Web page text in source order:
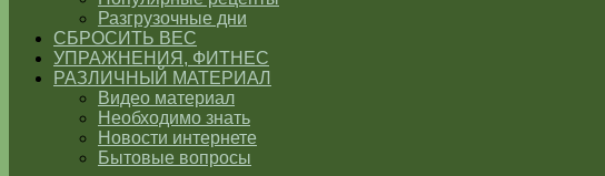
Разгрузочные дни
СБРОСИТЬ ВЕС
УПРАЖНЕНИЯ, ФИТНЕС
РАЗЛИЧНЫЙ МАТЕРИАЛ
Видео материал
Необходимо знать
Новости интернете
Бытовые вопросы